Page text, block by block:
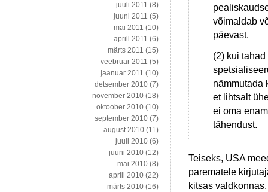
võimaldab
päevast.
(2) kui
nämmutada
et lihtsalt
ei oma
tähendust.
Teiseks, USA
parematele
kitsas
juuli 2011 (8)
juuni 2011 (5)
mai 2011 (10)
aprill 2011 (6)
märts 2011 (15)
veebruar 2011 (5)
jaanuar 2011 (10)
detsember 2010 (7)
november 2010 (18)
oktoober 2010 (10)
september 2010 (7)
august 2010 (11)
juuli 2010 (6)
juuni 2010 (12)
mai 2010 (8)
aprill 2010 (22)
märts 2010 (16)